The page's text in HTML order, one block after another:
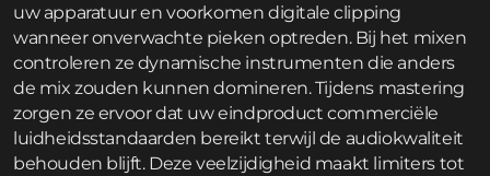
uw apparatuur en voorkomen digitale clipping
wanneer onverwachte pieken optreden. Bij het mixen
controleren ze dynamische instrumenten die anders
de mix zouden kunnen domineren. Tijdens mastering
zorgen ze ervoor dat uw eindproduct commerciële
luidheidsstandaarden bereikt terwijl de audiokwaliteit
behouden blijft. Deze veelzijdigheid maakt limiters tot